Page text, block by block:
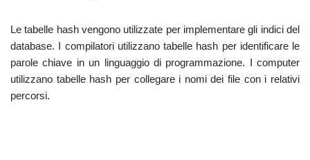
Le tabelle hash vengono utilizzate per implementare gli indici del
database. I compilatori utilizzano tabelle hash per identificare le
parole chiave in un linguaggio di programmazione. I computer
utilizzano tabelle hash per collegare i nomi dei file con i relativi
percorsi.